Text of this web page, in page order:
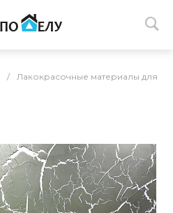
/ Лакокрасочные материалы для